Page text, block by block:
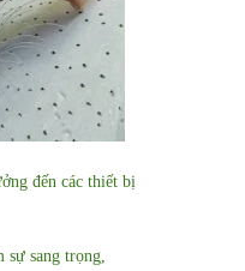
đến các thiết bị
sự sang trọng,